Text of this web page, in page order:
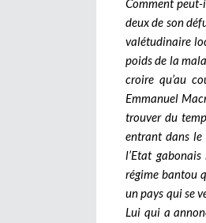
Comment
deux de son
valétudinaire
poids de la
croire qu’au
Emmanuel
trouver du
entrant dans le
l’Etat
régime bantou
un pays qui se
Lui qui a